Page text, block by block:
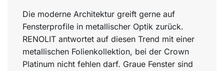
Die moderne Architektur greift gerne auf
Fensterprofile in metallischer Optik zurück.
RENOLIT antwortet auf diesen Trend mit einer
metallischen Folienkollektion, bei der Crown
Platinum nicht fehlen darf. Graue Fenster sind